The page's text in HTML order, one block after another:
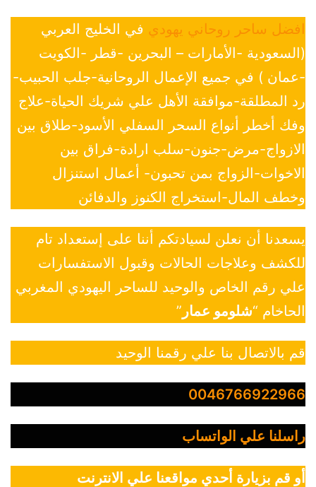
افضل ساحر روحاني يهودي في الخليج العربي
(السعودية -الأمارات – البحرين -قطر -الكويت
-عمان ) في جميع الإعمال الروحانية-جلب الحبيب-
رد المطلقة-موافقة الأهل علي شريك الحياة-علاج
وفك أخطر أنواع السحر السفلي الأسود-طلاق بين
الازواج-مرض-جنون-سلب ارادة-فراق بين
الاخوات-الزواج بمن تحبون- أعمال استنزال
وخطف المال-استخراج الكنوز والدفائن
يسعدنا أن نعلن لسيادتكم أننا على إستعداد تام
للكشف وعلاجات الحالات وقبول الاستفسارات
علي رقم الخاص والوحيد للساحر اليهودي المغربي
الحاخام “شلومو عمار ”
قم بالاتصال بنا علي رقمنا الوحيد
0046766922966
راسلنا علي الواتساب
أو قم بزيارة أحدي مواقعنا علي الانترنت